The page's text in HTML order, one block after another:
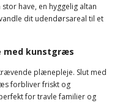
have, en hyggelig altan
dit udendørsareal til et
med kunstgræs
plænepleje. Slut med
forbliver friskt og
for travle familier og